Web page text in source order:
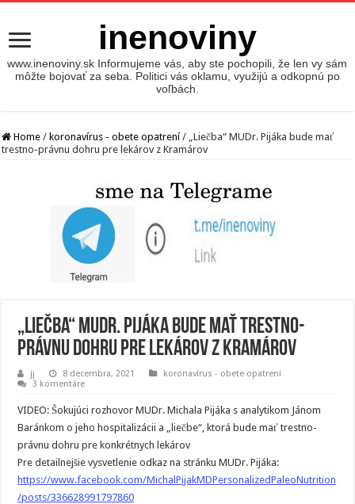
inenoviny
www.inenoviny.sk Informujeme vás, aby ste pochopili, že len vy sám
môžte bojovať za seba. Politici vás oklamu, využijú a odkopnú po
voľbách.
Home / koronavírus - obete opatrení / „Liečba“ MUDr. Pijáka bude mať
trestno-právnu dohru pre lekárov z Kramárov
„Liečba“ MUDr. Pijáka bude mať trestno-
právnu dohru pre lekárov z Kramárov
jj 8 decembra, 2021
koronavírus - obete opatrení
3 komentáre
VIDEO: Šokujúci rozhovor MUDr. Michala Pijáka s analytikom Jánom
Baránkom o jeho hospitalizácii a „liečbe“, ktorá bude mať trestno-
právnu dohru pre konkrétnych lekárov
Pre detailnejšie vysvetlenie odkaz na stránku MUDr. Pijáka:
https://www.facebook.com/MichalPijakMDPersonalizedPaleoNutrition
/posts/336628991797860